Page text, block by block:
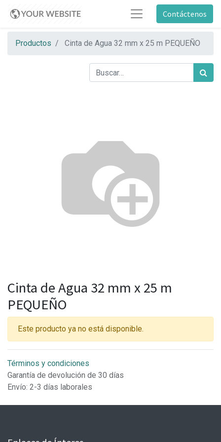
Contáctenos
Productos Cinta de Agua 32 mm x 25 m PEQUEÑO
Cinta de Agua 32 mm x 25 m
PEQUEÑO
Este producto ya no está disponible.
Términos y condiciones
Garantía de devolución de 30 días
Envío: 2-3 días laborales